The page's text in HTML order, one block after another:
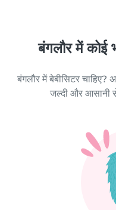
बंगलौर में कोई
बंगलौर में बेबीसिटर चाहिए?
जल्दी और